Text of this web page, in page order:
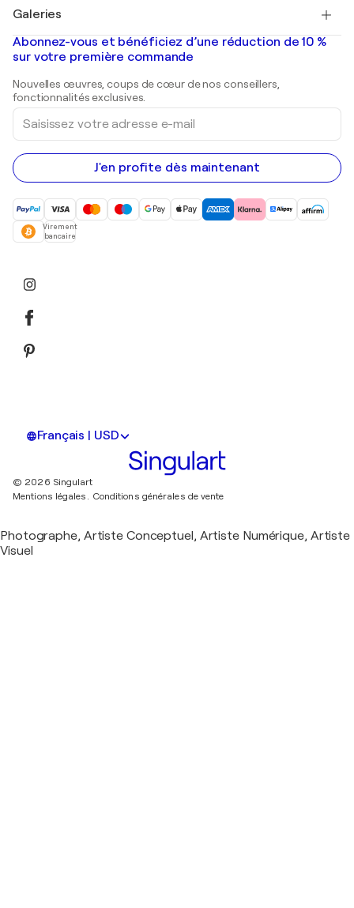
Banksy
Mr. Brainwash
Shepard Fairey
Tableaux abstraits à vendre
Peintures de paysage
Estampes
Peintures acryliques
Galeries
Galeries d'art en France
Galeries d'art en Belgique
Abonnez-vous et bénéficiez d’une réduction de 10 %
sur votre première commande
Nouvelles œuvres, coups de cœur de nos conseillers,
fonctionnalités exclusives.
Saisissez
votre
adresse
e-
mail
J'en profite dès maintenant
Virement
bancaire
Français | USD
© 2026 Singulart
Mentions légales. Conditions générales de vente
Photographe, Artiste Conceptuel, Artiste Numérique, Artiste
Visuel